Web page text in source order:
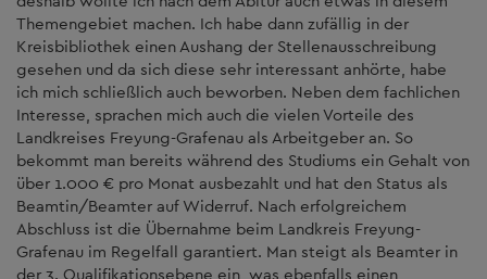
Themengebiet machen. Ich habe dann zufällig in der
Kreisbibliothek einen Aushang der Stellenausschreibung
gesehen und da sich diese sehr interessant anhörte, habe
ich mich schließlich auch beworben. Neben dem fachlichen
Interesse, sprachen mich auch die vielen Vorteile des
Landkreises Freyung-Grafenau als Arbeitgeber an. So
bekommt man bereits während des Studiums ein Gehalt von
über 1.000 € pro Monat ausbezahlt und hat den Status als
Beamtin/Beamter auf Widerruf. Nach erfolgreichem
Abschluss ist die Übernahme beim Landkreis Freyung-
Grafenau im Regelfall garantiert. Man steigt als Beamter in
der 3. Qualifikationsebene ein, was ebenfalls einen